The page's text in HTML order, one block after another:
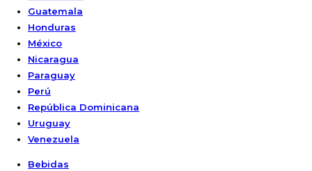
Guatemala
Honduras
México
Nicaragua
Paraguay
Perú
República Dominicana
Uruguay
Venezuela
Bebidas